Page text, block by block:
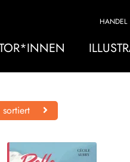
HANDEL
sortiert